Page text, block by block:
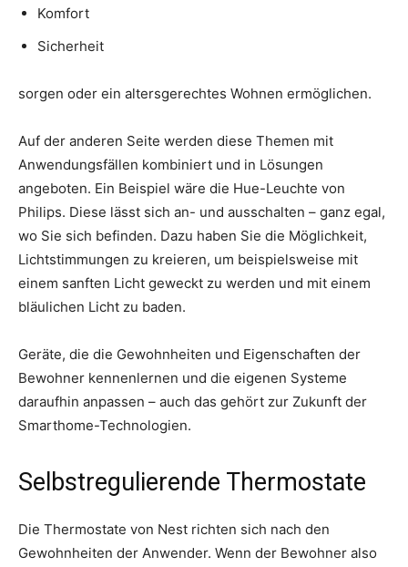
Komfort
Sicherheit
sorgen oder ein altersgerechtes Wohnen ermöglichen.
Auf der anderen Seite werden diese Themen mit
Anwendungsfällen kombiniert und in Lösungen
angeboten. Ein Beispiel wäre die Hue-Leuchte von
Philips. Diese lässt sich an- und ausschalten – ganz egal,
wo Sie sich befinden. Dazu haben Sie die Möglichkeit,
Lichtstimmungen zu kreieren, um beispielsweise mit
einem sanften Licht geweckt zu werden und mit einem
bläulichen Licht zu baden.
Geräte, die die Gewohnheiten und Eigenschaften der
Bewohner kennenlernen und die eigenen Systeme
daraufhin anpassen – auch das gehört zur Zukunft der
Smarthome-Technologien.
Selbstregulierende Thermostate
Die Thermostate von Nest richten sich nach den
Gewohnheiten der Anwender. Wenn der Bewohner also